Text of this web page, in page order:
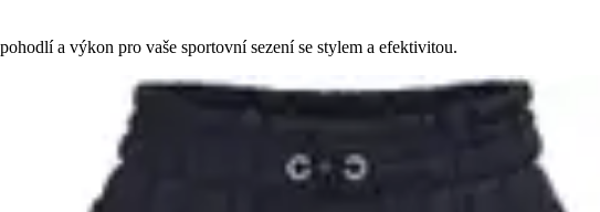
a výkon pro vaše sportovní sezení se stylem a efektivitou.